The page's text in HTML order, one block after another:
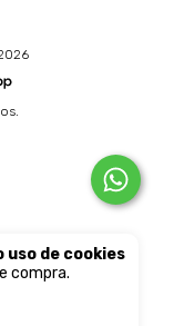
uso de cookies
compra.